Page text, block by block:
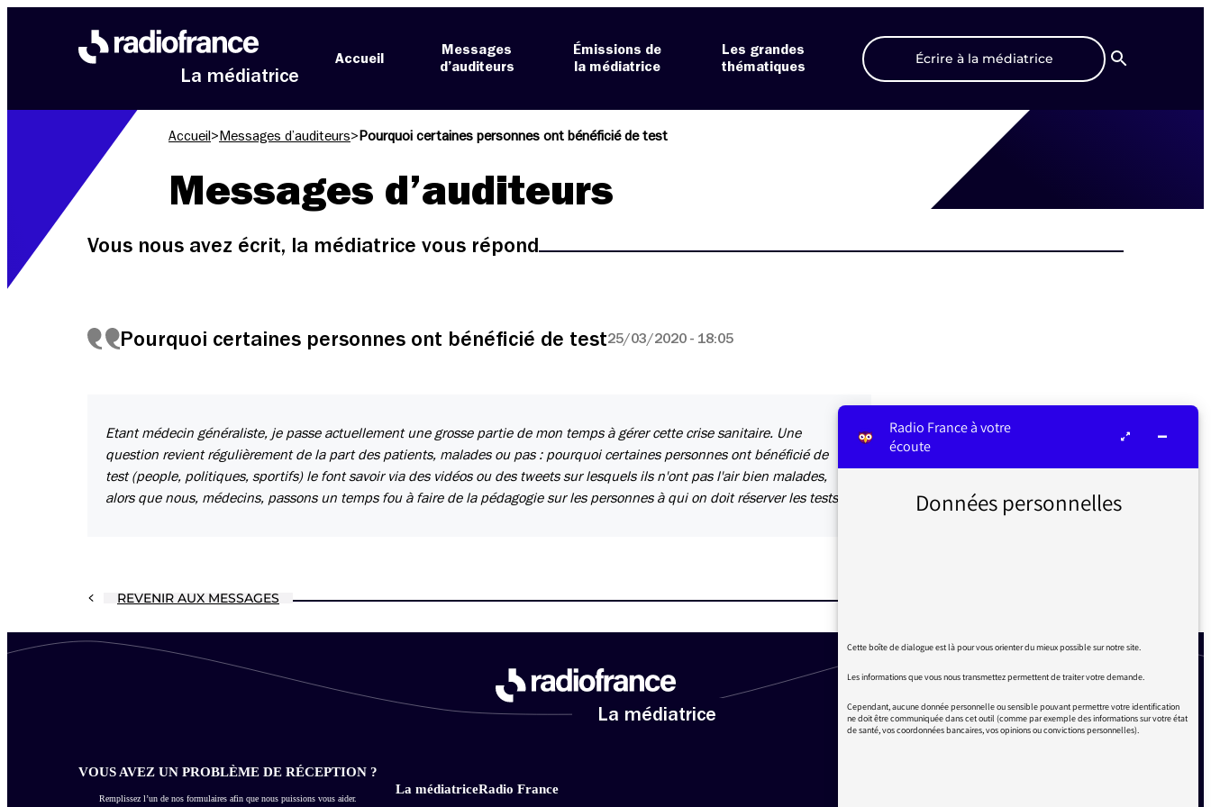
La médiatrice
Accueil
Messages
d’auditeurs
Émissions de
la médiatrice
Les grandes
thématiques
Écrire à la médiatrice
Recherche
Accueil > Messages d’auditeurs> Pourquoi certaines personnes ont bénéficié de test
Messages d’auditeurs
Vous nous avez écrit, la médiatrice vous répond
Pourquoi certaines personnes ont bénéficié de test25/03/2020 - 18:05
Etant médecin généraliste, je passe actuellement une grosse partie de mon temps à gérer cette crise sanitaire. Une
question revient régulièrement de la part des patients, malades ou pas : pourquoi certaines personnes ont bénéficié de
test (people, politiques, sportifs) le font savoir via des vidéos ou des tweets sur lesquels ils n'ont pas l'air bien malades,
alors que nous, médecins, passons un temps fou à faire de la pédagogie sur les personnes à qui on doit réserver les tests ?
REVENIR AUX MESSAGES
La médiatrice
VOUS AVEZ UN PROBLÈME DE RÉCEPTION ?
Remplissez l’un de nos formulaires afin que nous puissions vous aider.
La médiatriceRadio France
Radio France à votre
écoute
Données personnelles
Cette boîte de dialogue est là pour vous orienter du mieux possible sur notre site.
Les informations que vous nous transmettez permettent de traiter votre demande.
Cependant, aucune donnée personnelle ou sensible pouvant permettre votre identification
ne doit être communiquée dans cet outil (comme par exemple des informations sur votre état
de santé, vos coordonnées bancaires, vos opinions ou convictions personnelles).